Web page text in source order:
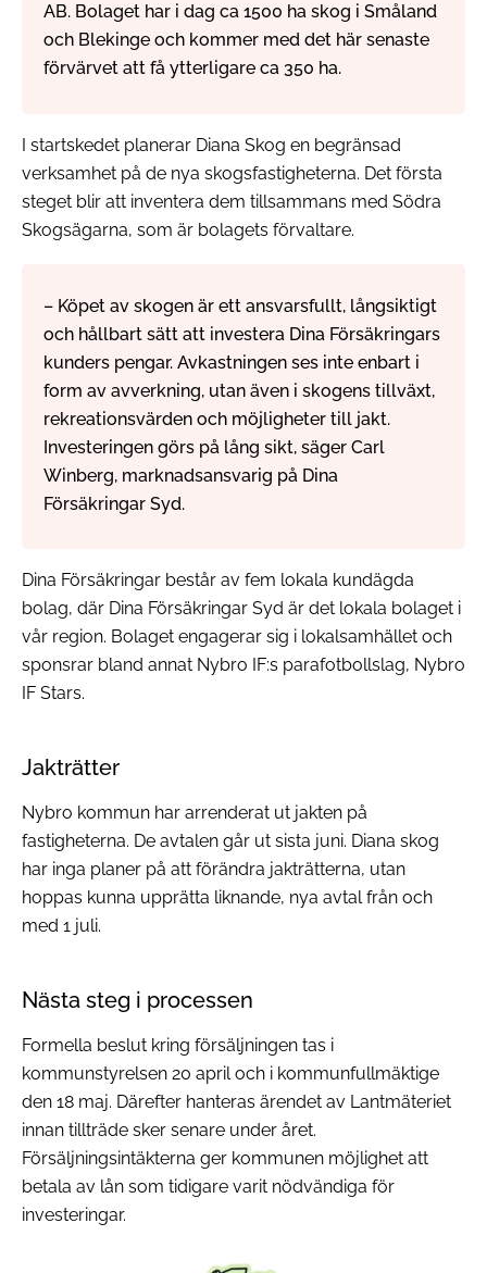
AB. Bolaget har i dag ca 1500 ha skog i Småland
och Blekinge och kommer med det här senaste
förvärvet att få ytterligare ca 350 ha.
I startskedet planerar Diana Skog en begränsad
verksamhet på de nya skogsfastigheterna. Det första
steget blir att inventera dem tillsammans med Södra
Skogsägarna, som är bolagets förvaltare.
– Köpet av skogen är ett ansvarsfullt, långsiktigt
och hållbart sätt att investera Dina Försäkringars
kunders pengar. Avkastningen ses inte enbart i
form av avverkning, utan även i skogens tillväxt,
rekreationsvärden och möjligheter till jakt.
Investeringen görs på lång sikt, säger Carl
Winberg, marknadsansvarig på Dina
Försäkringar Syd.
Dina Försäkringar består av fem lokala kundägda
bolag, där Dina Försäkringar Syd är det lokala bolaget i
vår region. Bolaget engagerar sig i lokalsamhället och
sponsrar bland annat Nybro IF:s parafotbollslag, Nybro
IF Stars.
Jakträtter
Nybro kommun har arrenderat ut jakten på
fastigheterna. De avtalen går ut sista juni. Diana skog
har inga planer på att förändra jakträtterna, utan
hoppas kunna upprätta liknande, nya avtal från och
med 1 juli.
Nästa steg i processen
Formella beslut kring försäljningen tas i
kommunstyrelsen 20 april och i kommunfullmäktige
den 18 maj. Därefter hanteras ärendet av Lantmäteriet
innan tillträde sker senare under året.
Försäljningsintäkterna ger kommunen möjlighet att
betala av lån som tidigare varit nödvändiga för
investeringar.